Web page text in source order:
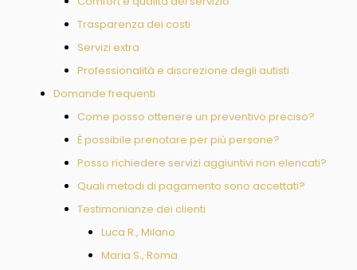
Trasparenza dei costi
Servizi extra
Professionalità e discrezione degli autisti
Domande frequenti
Come posso ottenere un preventivo preciso?
È possibile prenotare per più persone?
Posso richiedere servizi aggiuntivi non elencati?
Quali metodi di pagamento sono accettati?
Testimonianze dei clienti
Luca R., Milano
Maria S., Roma